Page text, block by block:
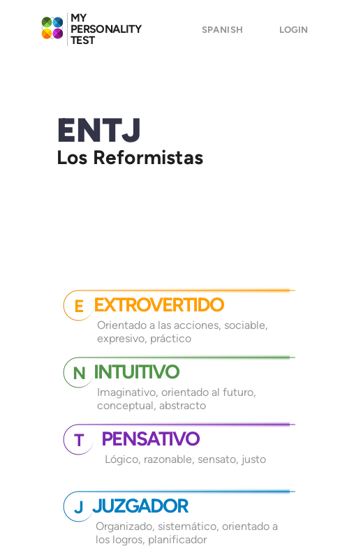
MY
PERSONALITY
TEST
SPANISH LOGIN
ENTJ
Los Reformistas
E EXTROVERTIDO
Orientado a las acciones, sociable,
expresivo, práctico
N INTUITIVO
Imaginativo, orientado al futuro,
conceptual, abstracto
T PENSATIVO
Lógico, razonable, sensato, justo
J JUZGADOR
Organizado, sistemático, orientado a
los logros, planificador